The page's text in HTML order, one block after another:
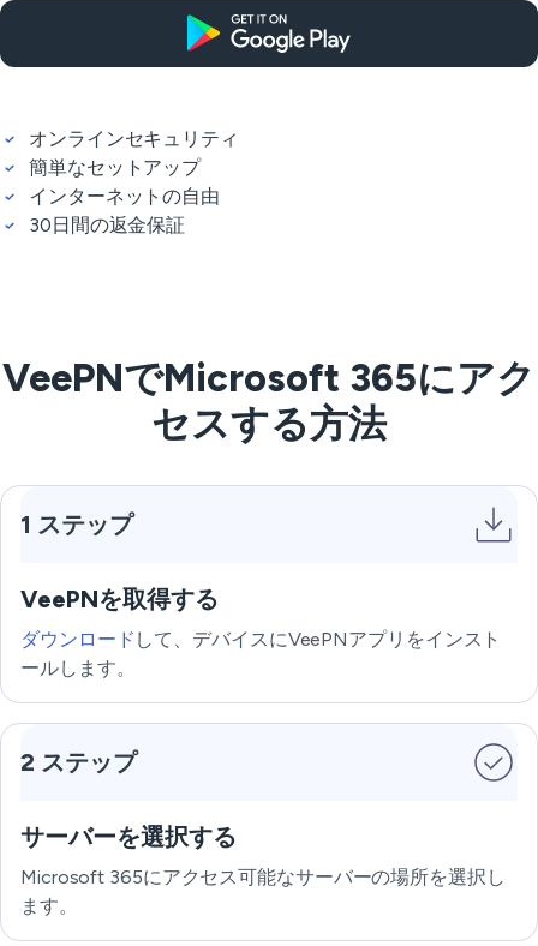
オンラインセキュリティ
簡単なセットアップ
インターネットの自由
30日間の返金保証
VeePNでMicrosoft 365にアク
セスする方法
1 ステップ
VeePNを取得する
ダウンロード して、デバイスにVeePNアプリをインスト
ールします。
2 ステップ
サーバーを選択する
Microsoft 365にアクセス可能なサーバーの場所を選択し
ます。